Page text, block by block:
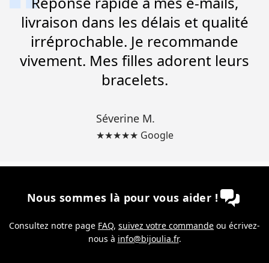
livraison dans les délais et qualité
irréprochable. Je recommande
vivement. Mes filles adorent leurs
bracelets.
Séverine M.
★★★★★ Google
Nous sommes là pour vous aider !
Consultez notre page FAQ, suivez votre commande ou écrivez-
nous à info@bijoulia.fr.